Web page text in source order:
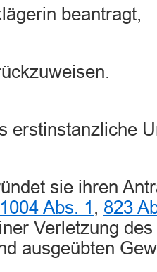
beantragt,
erstinstanzliche
sie ihren
Abs. 1 , 823
Verletzung
ausgeübten